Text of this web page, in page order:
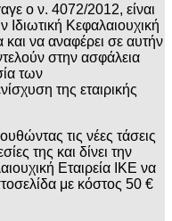
ο ν. 4072/2012, είναι
Κεφαλαιουχική
και να αναφέρει σε αυτήν
στην ασφάλεια
των
της εταιρικής
τις νέες τάσεις
της και δίνει την
Εταιρεία ΙΚΕ να
με κόστος 50 €